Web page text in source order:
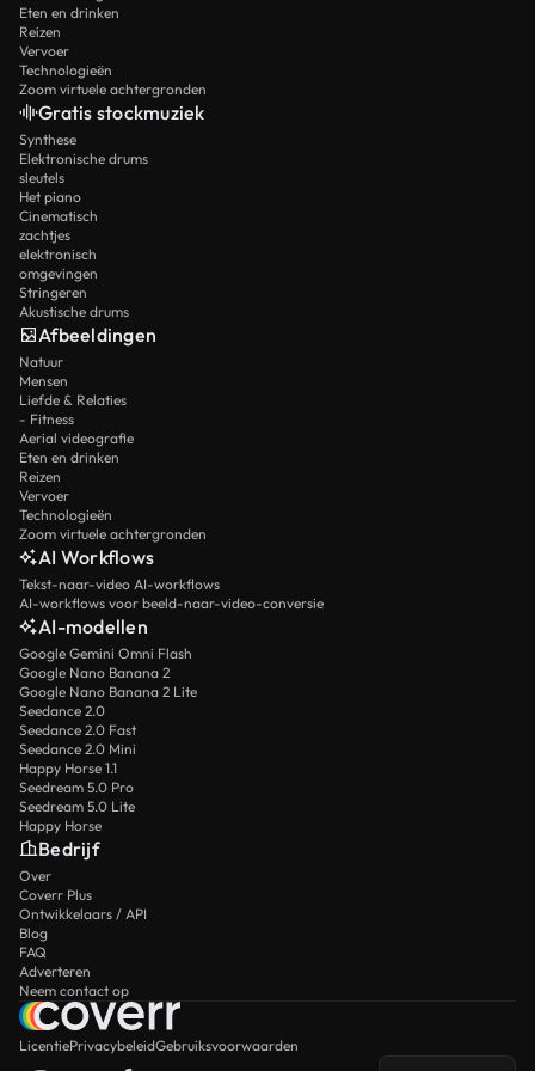
Eten en drinken
Reizen
Vervoer
Technologieën
Zoom virtuele achtergronden
Gratis stockmuziek
Synthese
Elektronische drums
sleutels
Het piano
Cinematisch
zachtjes
elektronisch
omgevingen
Stringeren
Akustische drums
Afbeeldingen
Natuur
Mensen
Liefde & Relaties
- Fitness
Aerial videografie
Eten en drinken
Reizen
Vervoer
Technologieën
Zoom virtuele achtergronden
AI Workflows
Tekst-naar-video AI-workflows
AI-workflows voor beeld-naar-video-conversie
AI-modellen
Google Gemini Omni Flash
Google Nano Banana 2
Google Nano Banana 2 Lite
Seedance 2.0
Seedance 2.0 Fast
Seedance 2.0 Mini
Happy Horse 1.1
Seedream 5.0 Pro
Seedream 5.0 Lite
Happy Horse
Bedrijf
Over
Coverr Plus
Ontwikkelaars / API
Blog
FAQ
Adverteren
Neem contact op
LicentiePrivacybeleidGebruiksvoorwaarden